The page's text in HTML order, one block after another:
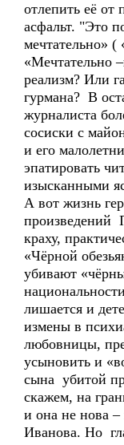
отлепить её от
асфальт. "Это
мечтательно» (
«Мечтательно
реализм? Или
гурмана? В
журналиста
сосиски с
и его
эпатировать
изысканными
А вот жизнь
произведений
краху,
«Чёрной
убивают
лишается и
измены в
любовницы,
усыновить и
сына убитой
скажем, на
и она не нова
Иванова. Но